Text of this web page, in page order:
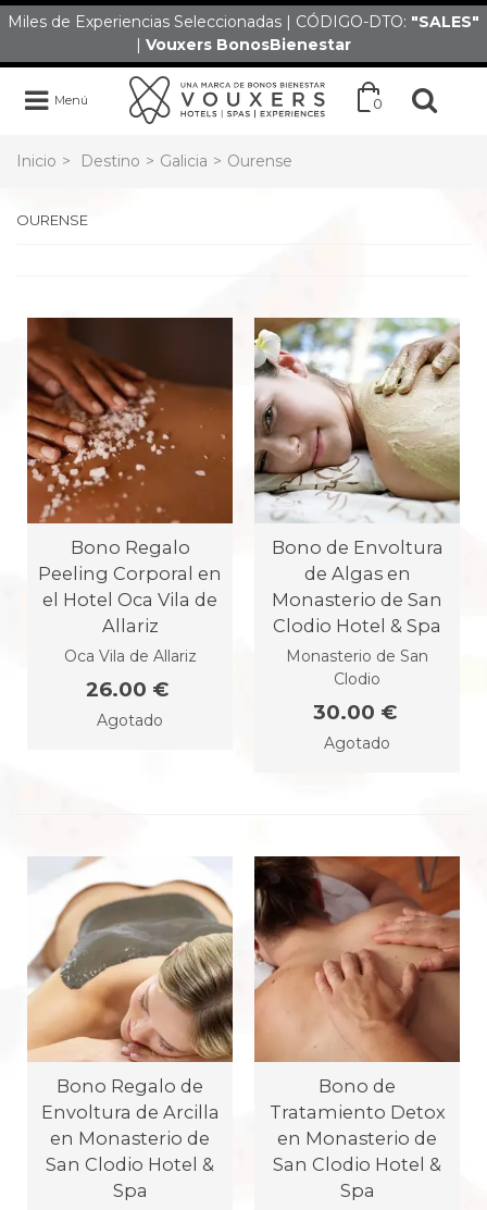
Miles de Experiencias Seleccionadas | CÓDIGO-DTO: "SALES"
| Vouxers BonosBienestar
Menú 0
Inicio > Destino > Galicia > Ourense
OURENSE
Bono Regalo
Peeling Corporal en
el Hotel Oca Vila de
Allariz
Oca Vila de Allariz
26.00 €
Agotado
Bono de Envoltura
de Algas en
Monasterio de San
Clodio Hotel & Spa
Monasterio de San
Clodio
30.00 €
Agotado
Bono Regalo de
Envoltura de Arcilla
en Monasterio de
San Clodio Hotel &
Spa
Bono de
Tratamiento Detox
en Monasterio de
San Clodio Hotel &
Spa